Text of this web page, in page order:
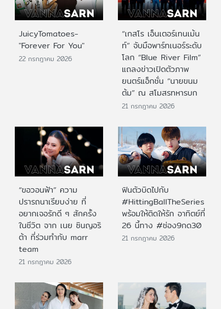
JuicyTomatoes-
"Forever For You"
22 กรกฎาคม 2026
“เกสโร เอ็นเตอร์เทนเม้น
ท์” จับมือพาร์ทเนอร์ระดับ
โลก “Blue River Film”
แถลงข่าวเปิดตัวภาพ
ยนตร์แอ็กชั่น “นายขนม
ต้ม” ณ สโมสรทหารบก
21 กรกฎาคม 2026
“ขอวอนฟ้า” ความ
ปรารถนาเรียบง่าย ที่
อยากเจอรักดี ๆ สักครั้ง
ในชีวิต จาก เนย ซินญอริ
ต้า ที่ร่วมทำกับ marr
team
21 กรกฎาคม 2026
ฟินตัวบิดไปกับ
#HittingBallTheSeries
พร้อมให้ติดให้รัก อาทิตย์ที่
26 นี้ทาง #ช่อง9กด30
21 กรกฎาคม 2026